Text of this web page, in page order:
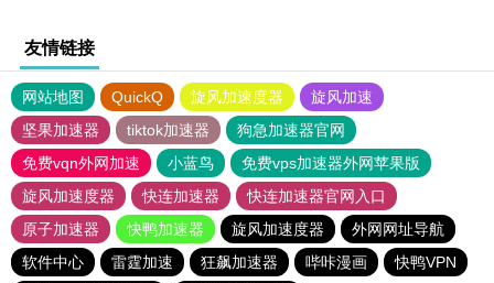
友情链接
网站地图 QuickQ 旋风加速度器
旋风加速
坚果加速器
tiktok加速器
狗急加速器官网
免费vqn外网加速
小蓝鸟
免费vps加速器外网苹果版
旋风加速度器
快连加速器
快连加速器官网入口
原子加速器
快鸭加速器 旋风加速度器
外网网址导航
软件中心
雷霆加速 狂飙加速器 哔咔漫画
快鸭VPN